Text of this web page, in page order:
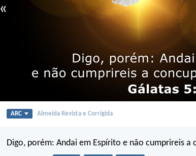
«
ARC Almeida Revista e Corrigida
Digo, porém: Andai em Espírito e não cumprireis a